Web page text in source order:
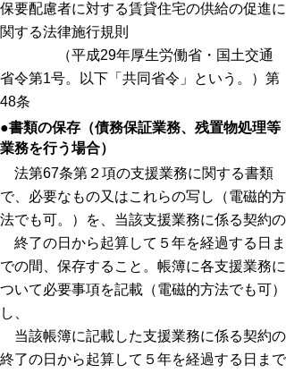
保要配慮者に対する賃貸住宅の供給の促進に
関する法律施行規則
（平成29年厚生労働省・国土交通
省令第1号。以下「共同省令」という。）第
48条
●書類の保存（債務保証業務、残置物処理等
業務を行う場合）
法第67条第２項の支援業務に関する書類
で、必要なもの又はこれらの写し（電磁的方
法でも可。）を、 当該支援業務に係る契約の
終了の日から起算して５年を経過する日ま
での間、保存すること。帳簿に各支援業務に
ついて必要事項を記載（電磁的方法でも可）
し、
当該帳簿に記載した支援業務に係る契約の
終了の日から起算して５年を経過する日まで